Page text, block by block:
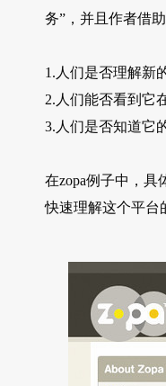
务”，并且作者借
1.人们是否理解新
2.人们能否看到它
3.人们是否知道它
在zopa例子中，具
快速理解这个平台